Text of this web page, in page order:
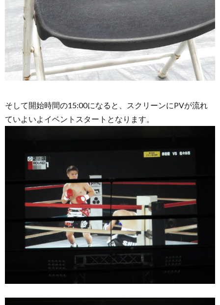
そして開始時間の15:00になると、スクリーンにPVが流れ
ていよいよイベントスタートとなります。